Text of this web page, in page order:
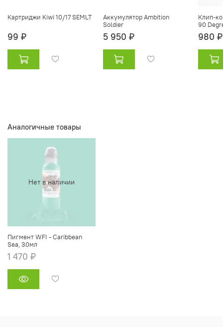
Картриджи Kiwi 10/17 SEMLT
99 ₽
Аккумулятор Ambition
Soldier
5 950 ₽
Клип-
90
980 ₽
Аналогичные товары
Нет в наличии
Пигмент WFI - Caribbean
Sea, 30мл
1 470 ₽